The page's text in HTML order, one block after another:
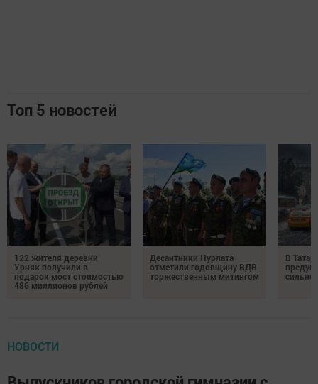
Топ 5 новостей
122 жителя деревни
Урняк получили в
подарок мост стоимостью
486 миллионов рублей
Десантники Нурлата
отметили годовщину ВДВ
торжественным митингом
В
НОВОСТИ